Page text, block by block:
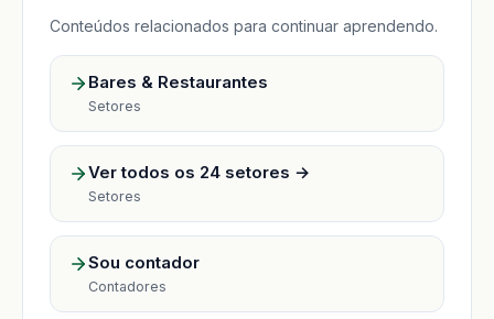
Conteúdos relacionados para continuar aprendendo.
Bares & Restaurantes
Setores
Ver todos os 24 setores →
Setores
Sou contador
Contadores